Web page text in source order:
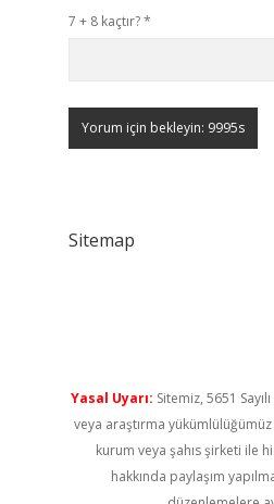
7 + 8 kaçtır?*
Sitemap
Yasal Uyarı: Sitemiz, 5651
veya araştırma
kurum veya şahıs şirketi ile
hakkında paylaşım